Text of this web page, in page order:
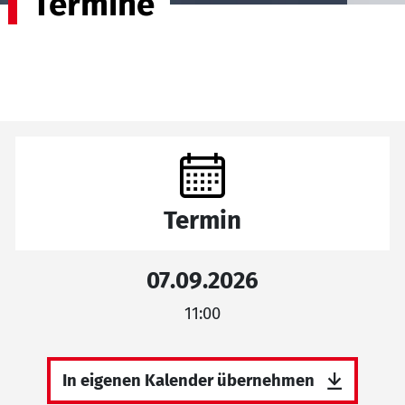
Termin
07.09.2026
11:00
In eigenen Kalender übernehmen